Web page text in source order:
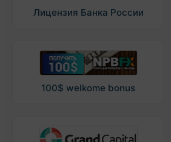
Лицензия Банка России
100$ welkome bonus